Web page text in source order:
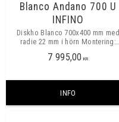
Blanco Andano 700 U
INFINO
Diskho Blanco 700x400 mm med
radie 22 mm i hörn Montering:
planmontering.
7 995,00 KR
INFO